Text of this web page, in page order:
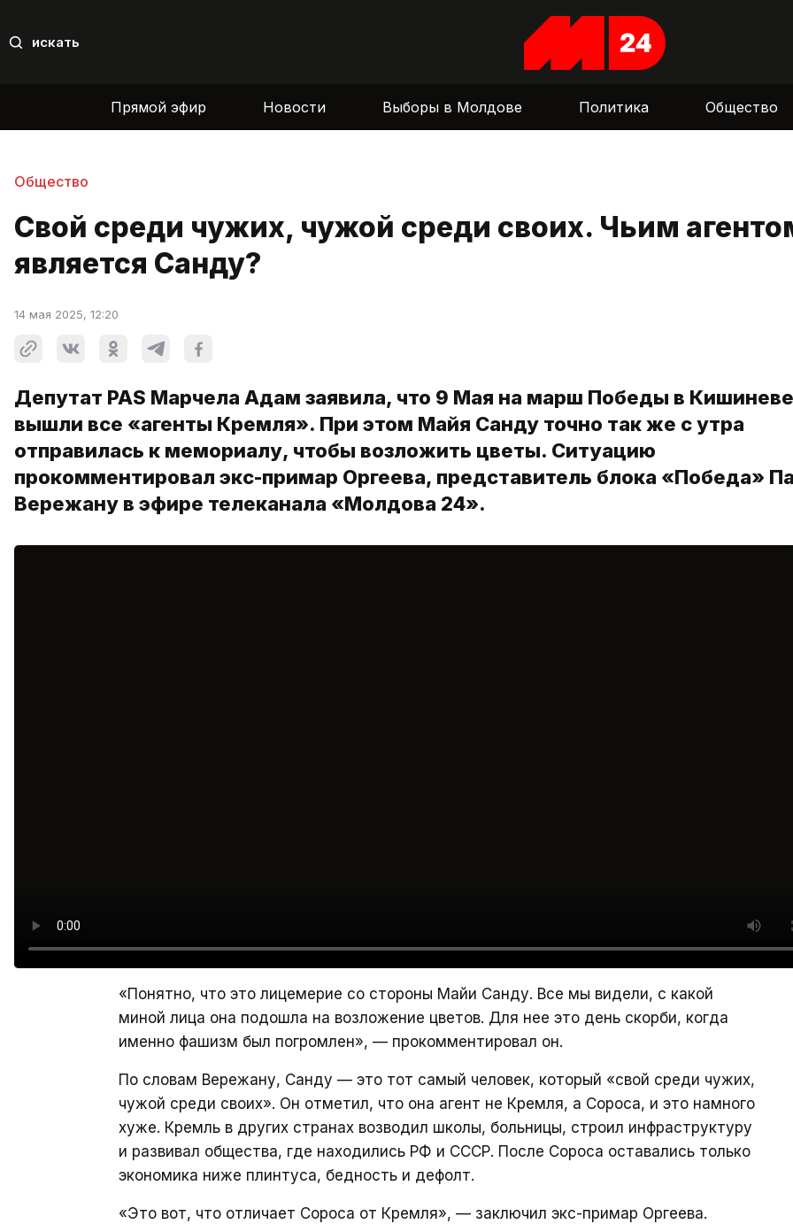
искать
Прямой эфир Новости Выборы в Молдове Политика Общество
Общество
Свой среди чужих, чужой среди своих. Чьим
является Санду?
14 мая 2025, 12:20
Депутат PAS Марчела Адам заявила, что 9 Мая на марш Победы в Кишиневе
вышли все «агенты Кремля». При этом Майя Санду точно так же с утра
отправилась к мемориалу, чтобы возложить цветы. Ситуацию
прокомментировал экс-примар Оргеева, представитель блока «Победа»
Вережану в эфире телеканала «Молдова 24».
«Понятно, что это лицемерие со стороны Майи Санду. Все мы видели, с какой
миной лица она подошла на возложение цветов. Для нее это день скорби, когда
именно фашизм был погромлен», — прокомментировал он.
По словам Вережану, Санду — это тот самый человек, который «свой среди чужих,
чужой среди своих». Он отметил, что она агент не Кремля, а Сороса, и это намного
хуже. Кремль в других странах возводил школы, больницы, строил инфраструктуру
и развивал общества, где находились РФ и СССР. После Сороса оставались только
экономика ниже плинтуса, бедность и дефолт.
«Это вот, что отличает Сороса от Кремля», — заключил экс-примар Оргеева.